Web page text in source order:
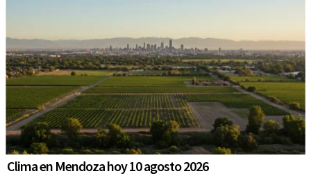
Clima en Mendoza hoy 10 agosto 2026